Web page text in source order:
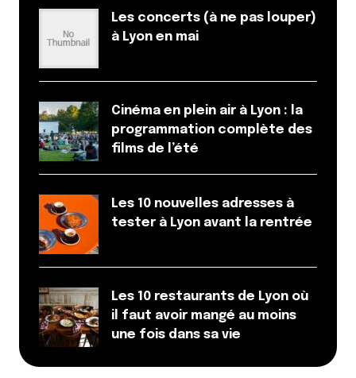
Les concerts (à ne pas louper)
à Lyon en mai
Cinéma en plein air à Lyon : la
programmation complète des
films de l’été
Les 10 nouvelles adresses à
tester à Lyon avant la rentrée
Les 10 restaurants de Lyon où
il faut avoir mangé au moins
une fois dans sa vie